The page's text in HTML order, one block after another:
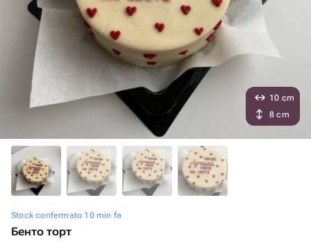
Stock confermato 10 min fa
Бенто торт
10 cm
8 cm